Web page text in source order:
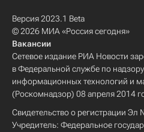
Версия 2023.1 Beta
© 2026 МИА «Россия сегодня»
Вакансии
Сетевое издание РИА Новости
в Федеральной службе по
информационных технологий и
(Роскомнадзор) 08 апреля 2014
Свидетельство о регистрации
Учредитель: Федеральное